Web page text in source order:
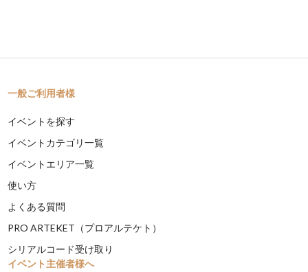
一般ご利用者様
イベントを探す
イベントカテゴリ一覧
イベントエリア一覧
使い方
よくある質問
PRO ARTEKET（プロアルテケト）
シリアルコード受け取り
イベント主催者様へ